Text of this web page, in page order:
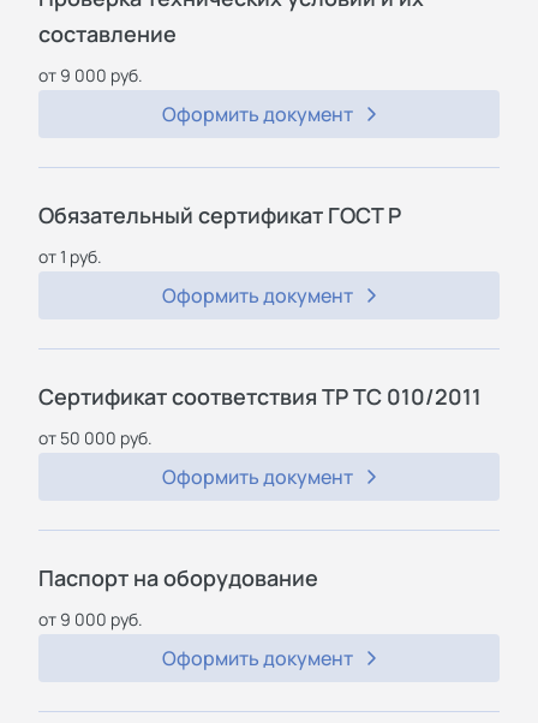
составление
от 9 000 руб.
Оформить документ
Обязательный сертификат ГОСТ Р
от 1 руб.
Оформить документ
Сертификат соответствия ТР ТС 010/2011
от 50 000 руб.
Оформить документ
Паспорт на оборудование
от 9 000 руб.
Оформить документ